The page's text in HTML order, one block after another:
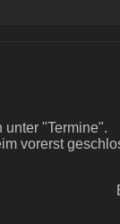
unter "Termine".
vorerst